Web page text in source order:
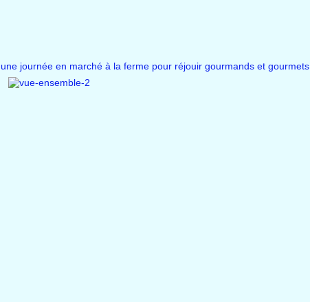
journée en marché à la ferme pour réjouir gourmands et gourmets.